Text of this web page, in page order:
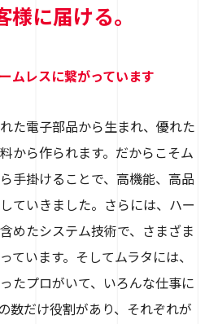
に届ける。
ムレスに繋がっています
た電子部品から生まれ、優れた
から作られます。だからこそム
手掛けることで、高機能、高品
ていきました。さらには、ハー
めたシステム技術で、さまざま
ています。そしてムラタには、
たプロがいて、いろんな仕事に
数だけ役割があり、それぞれが